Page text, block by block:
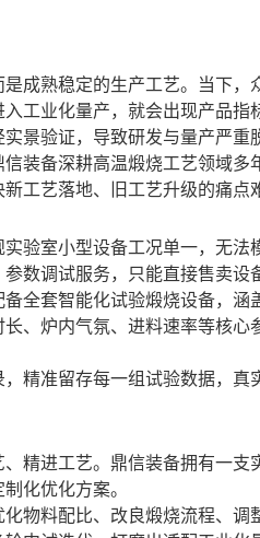
成熟稳定的生产工艺。当下
工业化量产，就会出现产品
景验证，导致研发与量产严重
装备深耕高温煅烧工艺领域
工艺落地、旧工艺升级的痛点
验室小型设备工况单一，无
数调试服务，只能直接售卖设
全套智能化试验煅烧设备，
、炉内气氛、进料速率等核
精准留存每一组试验数据，
精进工艺。鼎信装备拥有一
化优化方案。
物料配比、改良煅烧流程、